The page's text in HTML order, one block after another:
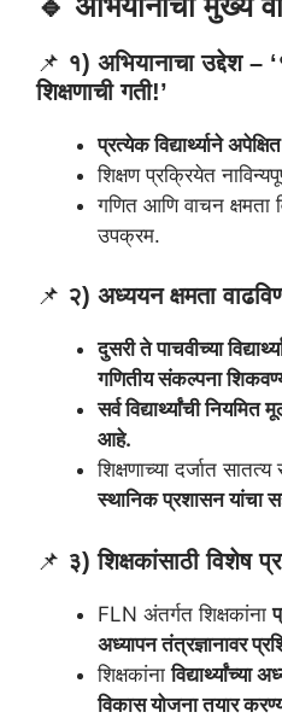
📌 १) अभियानाचा उद्देश –
शिक्षणाची गती!’
प्रत्येक विद्यार्थ्याने
शिक्षण प्रक्रियेत
गणित आणि वाचन क्षमता
उपक्रम.
📌 २) अध्ययन क्षमता
दुसरी ते पाचवीच्या
गणितीय संकल्पना
सर्व विद्यार्थ्यांची
आहे.
शिक्षणाच्या दर्जात सातत्य
स्थानिक प्रशासन यांचा
📌 ३) शिक्षकांसाठी विशेष
FLN अंतर्गत शिक्षकांना
अध्यापन तंत्रज्ञानावर
शिक्षकांना
विकास योजना तयार